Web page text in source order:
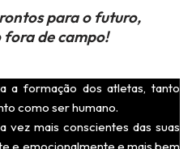
para o futuro,
de campo!
a formação dos atletas, tanto
como ser humano.
vez mais conscientes das suas
e emocionalmente e mais bem